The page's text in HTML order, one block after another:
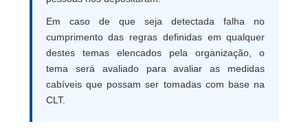
Em caso de que seja detectada falha no
cumprimento das regras definidas em qualquer
destes temas elencados pela organização, o
tema será avaliado para avaliar as medidas
cabíveis que possam ser tomadas com base na
CLT.